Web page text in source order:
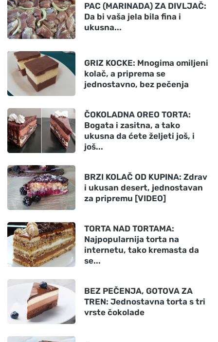
PAC (MARINADA) ZA DIVLJAČ:
Da bi vaša jela bila fina i
ukusna...
GRIZ KOCKE: Mnogima omiljeni
kolač, a priprema se
jednostavno, bez pečenja
ČOKOLADNA OREO TORTA:
Bogata i zasitna, a tako
ukusna da ćete željeti još, i
još...
BRZI KOLAČ OD KUPINA: Zdrav
i ukusan desert, jednostavan
za pripremu [VIDEO]
TORTA NAD TORTAMA:
Najpopularnija torta na
internetu, tako kremasta da
se...
BEZ PEČENJA, GOTOVA ZA
TREN: Jednostavna torta s tri
vrste čokolade